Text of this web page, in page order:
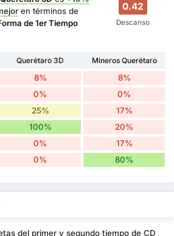
en términos de
de 1er Tiempo
0.42
Descanso
Querétaro 3D
Mineros Querétaro
8% 8%
0% 0%
25% 17%
100% 20%
0% 17%
0% 80%
del primer y segundo tiempo de CD